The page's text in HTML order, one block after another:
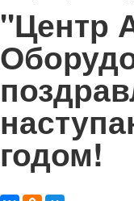
"Центр
годом!